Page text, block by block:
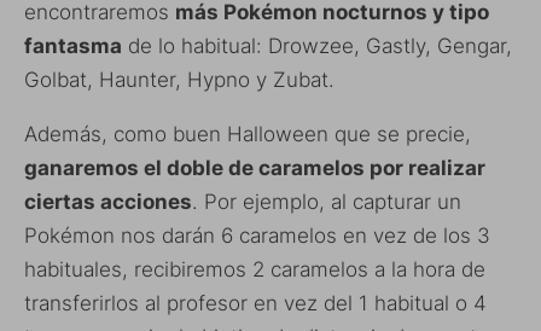
encontraremos más Pokémon nocturnos y tipo
fantasma de lo habitual: Drowzee, Gastly, Gengar,
Golbat, Haunter, Hypno y Zubat.
Además, como buen Halloween que se precie,
ganaremos el doble de caramelos por realizar
ciertas acciones. Por ejemplo, al capturar un
Pokémon nos darán 6 caramelos en vez de los 3
habituales, recibiremos 2 caramelos a la hora de
transferirlos al profesor en vez del 1 habitual o 4